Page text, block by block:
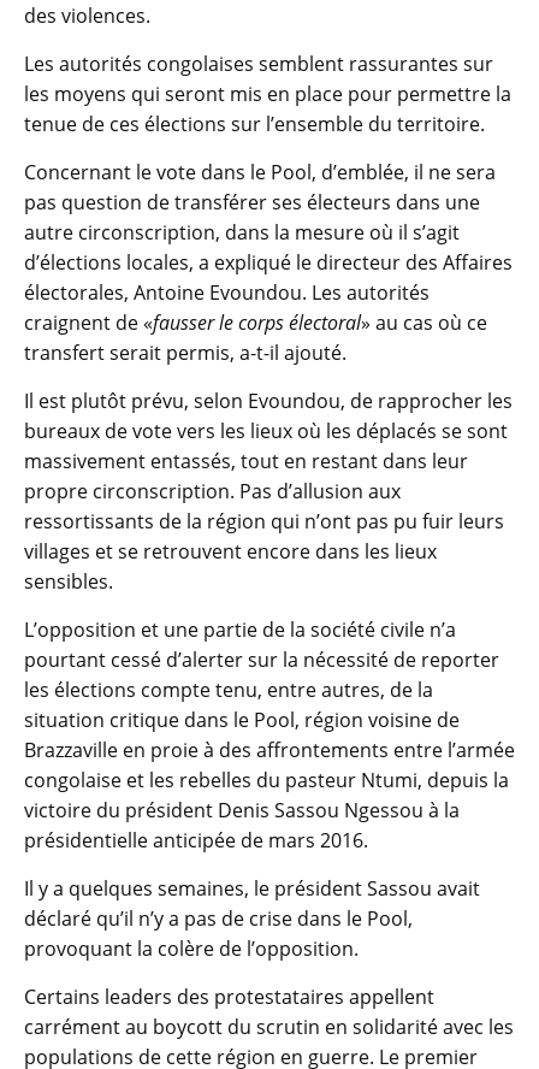
des violences.
Les autorités congolaises semblent rassurantes sur
les moyens qui seront mis en place pour permettre la
tenue de ces élections sur l’ensemble du territoire.
Concernant le vote dans le Pool, d’emblée, il ne sera
pas question de transférer ses électeurs dans une
autre circonscription, dans la mesure où il s’agit
d’élections locales, a expliqué le directeur des Affaires
électorales, Antoine Evoundou. Les autorités
craignent de «fausser le corps électoral» au cas où ce
transfert serait permis, a-t-il ajouté.
Il est plutôt prévu, selon Evoundou, de rapprocher les
bureaux de vote vers les lieux où les déplacés se sont
massivement entassés, tout en restant dans leur
propre circonscription. Pas d’allusion aux
ressortissants de la région qui n’ont pas pu fuir leurs
villages et se retrouvent encore dans les lieux
sensibles.
L’opposition et une partie de la société civile n’a
pourtant cessé d’alerter sur la nécessité de reporter
les élections compte tenu, entre autres, de la
situation critique dans le Pool, région voisine de
Brazzaville en proie à des affrontements entre l’armée
congolaise et les rebelles du pasteur Ntumi, depuis la
victoire du président Denis Sassou Ngessou à la
présidentielle anticipée de mars 2016.
Il y a quelques semaines, le président Sassou avait
déclaré qu’il n’y a pas de crise dans le Pool,
provoquant la colère de l’opposition.
Certains leaders des protestataires appellent
carrément au boycott du scrutin en solidarité avec les
populations de cette région en guerre. Le premier